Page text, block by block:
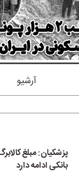
آرشیو
پزشکیان: مبلغ
بانکی ادامه دارد